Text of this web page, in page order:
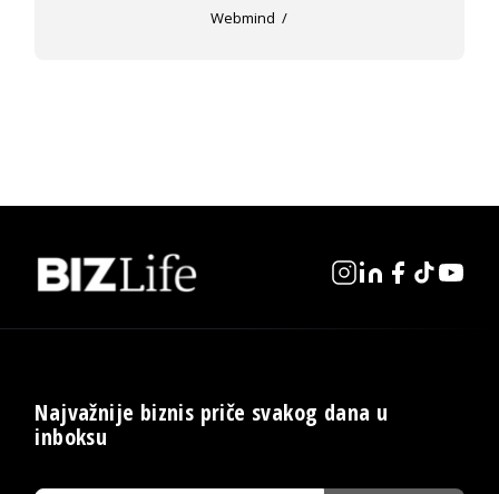
Webmind
Najvažnije biznis priče svakog dana u
inboksu